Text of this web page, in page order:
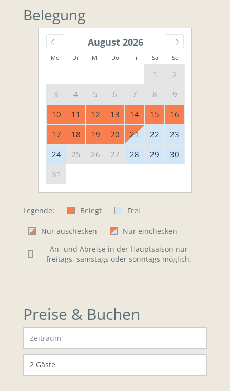
Belegung
Mo Di Mi Do Fr Sa So
August 2026
1
2
3
4 5 6 7 8
9
10
11 12 13 14 15
16
17
18 19 20 21 22
23
24
25 26 27 28 29
30
31
Legende: Belegt Frei
Nur auschecken
Nur einchecken
An- und Abreise in der Hauptsaison nur
freitags, samstags oder sonntags möglich.
Preise & Buchen